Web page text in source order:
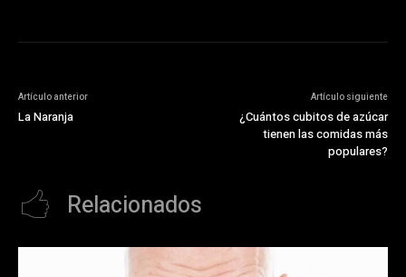
Artículo anterior
La Naranja
Artículo siguiente
¿Cuántos cubitos de azúcar
tienen las comidas más
populares?
Relacionados